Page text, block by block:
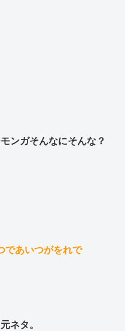
ンガそんなにそんな？
であいつがをれで
ネタ。